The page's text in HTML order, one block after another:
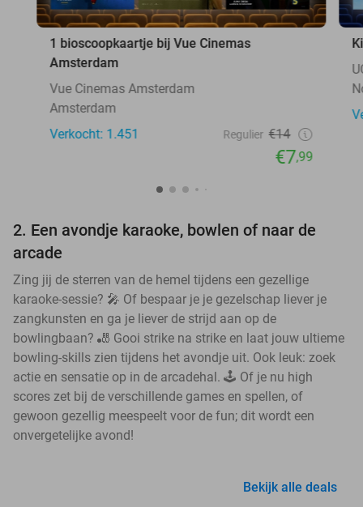
1 bioscoopkaartje bij Vue Cinemas
Amsterdam
Vue Cinemas Amsterdam
Amsterdam
Verkocht: 1.451
Regulier €14
€7,99
2. Een avondje karaoke, bowlen of naar de
arcade
Zing jij de sterren van de hemel tijdens een gezellige
karaoke-sessie? 🎤 Of bespaar je je gezelschap liever je
zangkunsten en ga je liever de strijd aan op de
bowlingbaan? 🎳 Gooi strike na strike en laat jouw ultieme
bowling-skills zien tijdens het avondje uit. Ook leuk: zoek
actie en sensatie op in de arcadehal. 🕹️ Of je nu high
scores zet bij de verschillende games en spellen, of
gewoon gezellig meespeelt voor de fun; dit wordt een
onvergetelijke avond!
Bekijk alle deals